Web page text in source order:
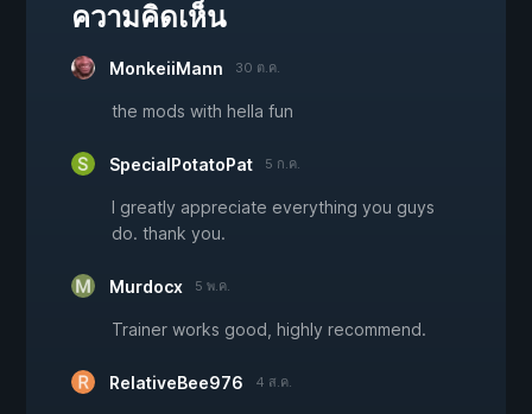
ความคิดเห็น
MonkeiiMann 30 ต.ค.
the mods with hella fun
SpecialPotatoPat 5 ก.ค.
I greatly appreciate everything you guys
do. thank you.
Murdocx 5 พ.ค.
Trainer works good, highly recommend.
RelativeBee976 4 ส.ค.